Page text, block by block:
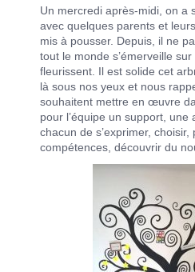
Un mercredi après-midi, on a
avec quelques parents et
mis à pousser. Depuis, il ne
tout le monde s’émerveille
fleurissent. Il est solide cet
là sous nos yeux et nous
souhaitent mettre en œuvre
pour l’équipe un support, une
chacun de s’exprimer, choisir,
compétences, découvrir du